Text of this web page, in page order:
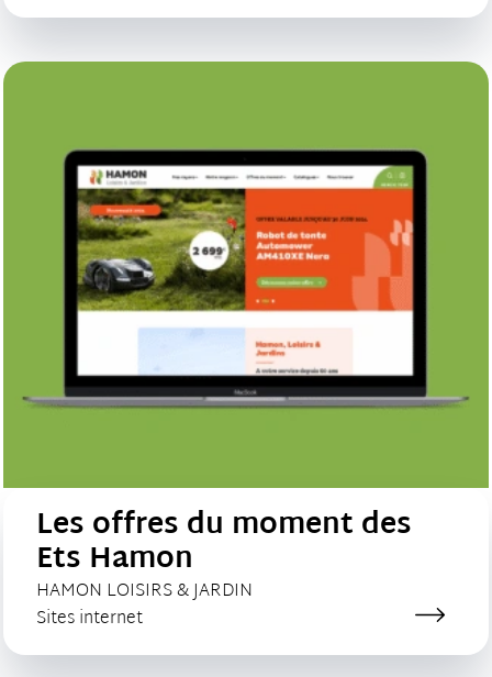
Les offres du moment des
Ets Hamon
CLIENT :
HAMON LOISIRS & JARDIN
Catégorie de création :
Sites internet